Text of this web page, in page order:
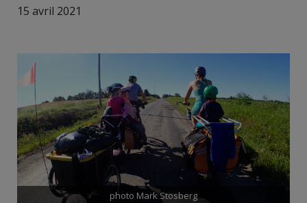
15 avril 2021
photo Mark Stosberg